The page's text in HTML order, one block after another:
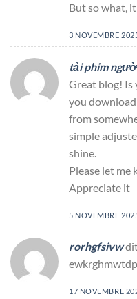
But so what,
3 NOVEMBRE
tải phim
Great blog! Is
you
from
simple
shine.
Please let me
Appreciate it
5 NOVEMBRE
rorhgfsivw
17 NOVEMBRE